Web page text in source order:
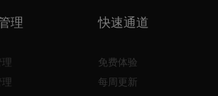
理 快速通道
免费体验
每周更新